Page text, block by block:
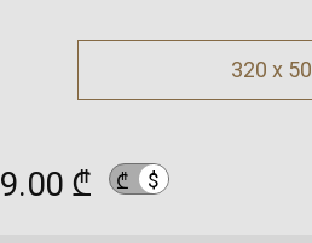
320 x 50
9.00 ₾ ₾ $